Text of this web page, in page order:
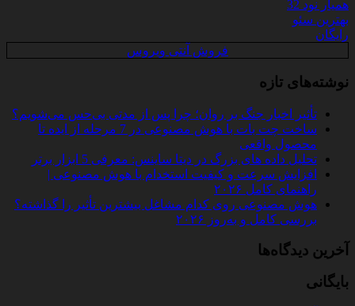
همیار نود 32
بهترین سئو
رایگان
فروش آنتی ویروس
نوشته‌های تازه
تأثیر اخبار جنگ بر روان؛ چرا پس از مدتی بی‌حس می‌شویم؟
ساخت چت‌ بات با هوش مصنوعی در 7 مرحله از ایده تا
محصول واقعی
تحلیل داده‌ های بزرگ در دیتا ساینس: معرفی 5 ابزار برتر
افزایش سرعت و کیفیت استخدام با هوش مصنوعی |
راهنمای کامل ۲۰۲۶
هوش مصنوعی روی کدام مشاغل بیشترین تأثیر را گذاشته؟
بررسی کامل و به‌روز ۲۰۲۶
آخرین دیدگاه‌ها
بایگانی